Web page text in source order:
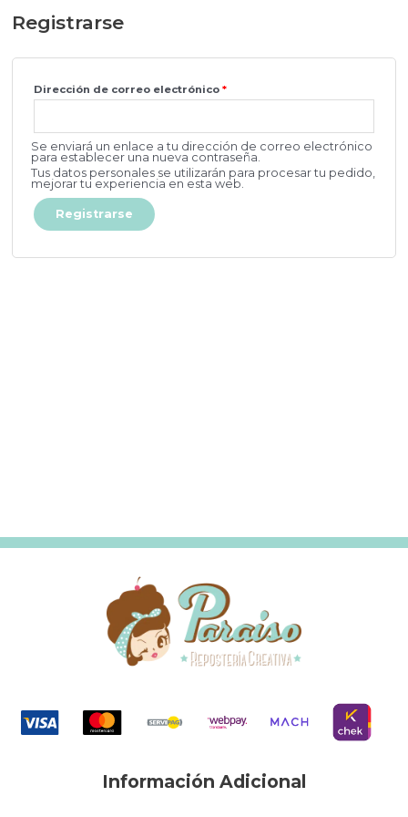
Registrarse
Dirección de correo electrónico *
Se enviará un enlace a tu dirección de correo electrónico
para establecer una nueva contraseña.
Tus datos personales se utilizarán para procesar tu pedido,
mejorar tu experiencia en esta web.
Registrarse
Información Adicional